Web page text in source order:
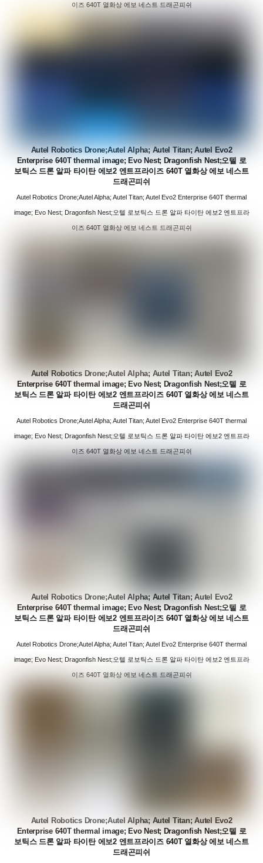
이즈 640T 열화상 에보 네스트 드래곤피쉬
Autel Robotics Drone;Autel Alpha; Autel Titan; Autel Evo2
Enterprise 640T thermal image; Evo Nest; Dragonfish Nest;오텔 로
보틱스 드론 알파 타이탄 에보2 엔트프라이즈 640T 열화상 에보 네스트
드래곤피쉬
Autel Robotics Drone;Autel Alpha; Autel Titan; Autel Evo2 Enterprise 640T thermal
image; Evo Nest; Dragonfish Nest;오텔 로보틱스 드론 알파 타이탄 에보2 엔트프라
이즈 640T 열화상 에보 네스트 드래곤피쉬
Autel Robotics Drone;Autel Alpha; Autel Titan; Autel Evo2
Enterprise 640T thermal image; Evo Nest; Dragonfish Nest;오텔 로
보틱스 드론 알파 타이탄 에보2 엔트프라이즈 640T 열화상 에보 네스트
드래곤피쉬
Autel Robotics Drone;Autel Alpha; Autel Titan; Autel Evo2 Enterprise 640T thermal
image; Evo Nest; Dragonfish Nest;오텔 로보틱스 드론 알파 타이탄 에보2 엔트프라
이즈 640T 열화상 에보 네스트 드래곤피쉬
Autel Robotics Drone;Autel Alpha; Autel Titan; Autel Evo2
Enterprise 640T thermal image; Evo Nest; Dragonfish Nest;오텔 로
보틱스 드론 알파 타이탄 에보2 엔트프라이즈 640T 열화상 에보 네스트
드래곤피쉬
Autel Robotics Drone;Autel Alpha; Autel Titan; Autel Evo2 Enterprise 640T thermal
image; Evo Nest; Dragonfish Nest;오텔 로보틱스 드론 알파 타이탄 에보2 엔트프라
이즈 640T 열화상 에보 네스트 드래곤피쉬
Autel Robotics Drone;Autel Alpha; Autel Titan; Autel Evo2
Enterprise 640T thermal image; Evo Nest; Dragonfish Nest;오텔 로
보틱스 드론 알파 타이탄 에보2 엔트프라이즈 640T 열화상 에보 네스트
드래곤피쉬